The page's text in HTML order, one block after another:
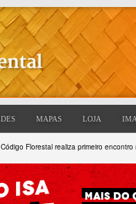
MAPAS LOJA
Florestal realiza primeiro